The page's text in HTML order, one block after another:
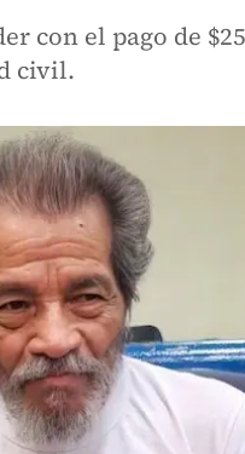
con el pago de
civil.